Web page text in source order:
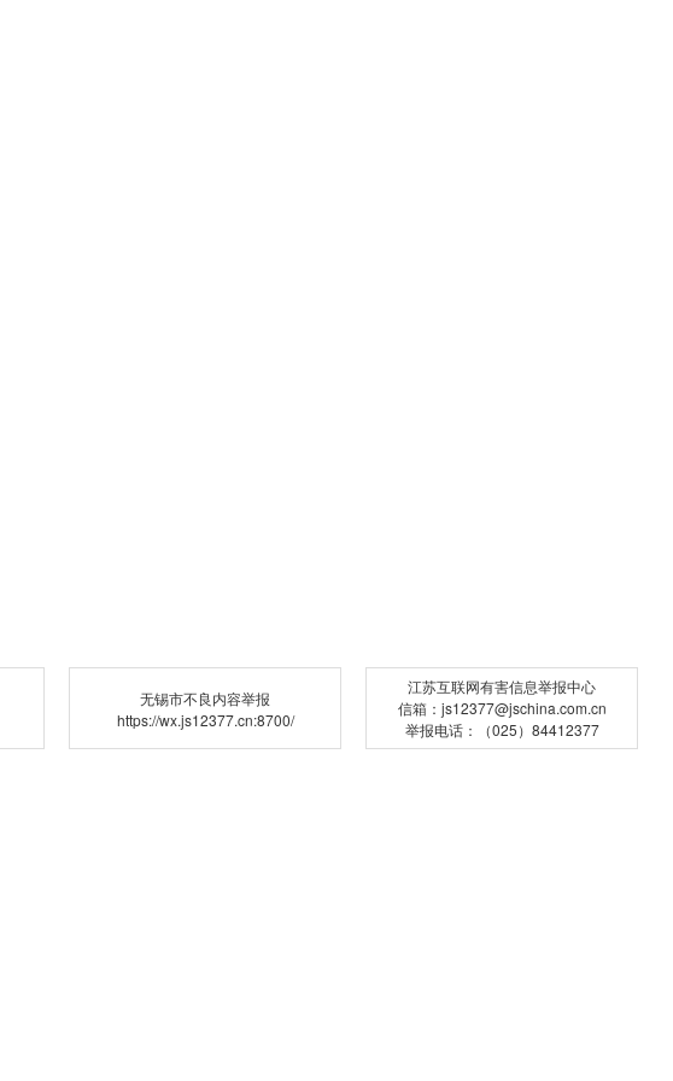
无锡市不良内容举报
https://wx.js12377.cn:8700/
江苏互联网有害信息举报中心
信箱：js12377@jschina.com.cn
举报电话：（025）84412377